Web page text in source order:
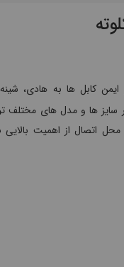
کابل ها به هادی،
سایز ها و مدل های مختلف
اتصال از اهمیت بالایی